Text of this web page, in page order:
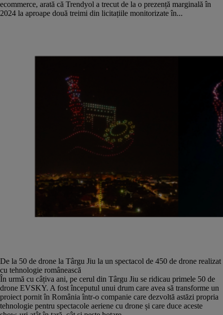
ecommerce, arată că Trendyol a trecut de la o prezență marginală în
2024 la aproape două treimi din licitațiile monitorizate în...
De la 50 de drone la Târgu Jiu la un spectacol de 450 de drone realizat
cu tehnologie românească
În urmă cu câțiva ani, pe cerul din Târgu Jiu se ridicau primele 50 de
drone EVSKY. A fost începutul unui drum care avea să transforme un
proiect pornit în România într-o companie care dezvoltă astăzi propria
tehnologie pentru spectacole aeriene cu drone și care duce aceste